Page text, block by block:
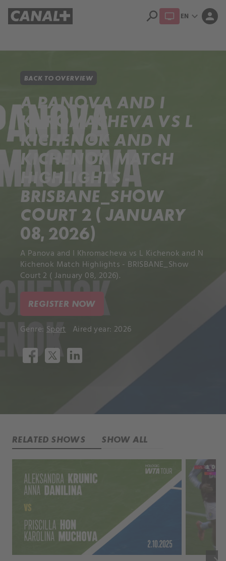
search EN expand_more person
BACK TO OVERVIEW
A PANOVA AND I
KHROMACHEVA VS L
KICHENOK AND N
KICHENOK MATCH
HIGHLIGHTS -
BRISBANE_SHOW
COURT 2 ( JANUARY
08, 2026)
A Panova and I Khromacheva vs L Kichenok and N
Kichenok Match Highlights - BRISBANE_Show
Court 2 ( January 08, 2026).
REGISTER NOW
Genre: Sport Aired year: 2026
RELATED SHOWS SHOW ALL